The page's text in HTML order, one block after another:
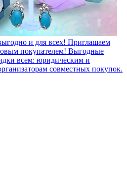
и для всех! Приглашаем
покупателем! Выгодные
всем: юридическим и
совместных покупок.